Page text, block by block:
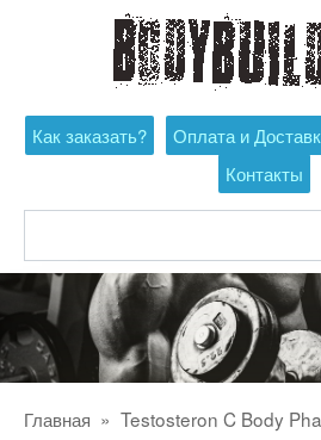
Как заказать? Оплата и
Контакты
Главная » Testosteron C Body